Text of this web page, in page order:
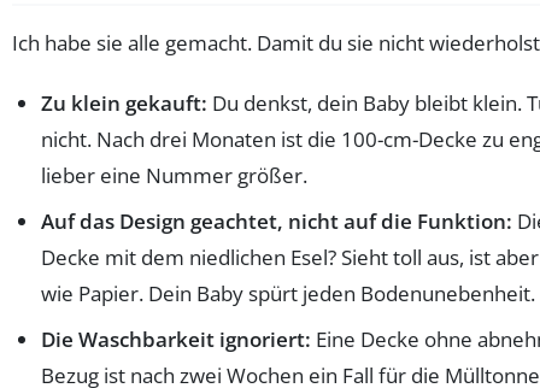
Ich habe sie alle gemacht. Damit du sie nicht
Zu klein gekauft: Du denkst, dein Baby bleibt klein.
nicht. Nach drei Monaten ist die 100-cm-Decke zu
lieber eine Nummer größer.
Auf das Design geachtet, nicht auf die Funktion:
Decke mit dem niedlichen Esel? Sieht toll aus, ist
wie Papier. Dein Baby spürt jeden Bodenunebenheit.
Die Waschbarkeit ignoriert: Eine Decke ohne
Bezug ist nach zwei Wochen ein Fall für die